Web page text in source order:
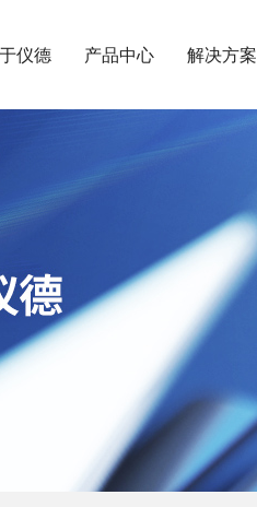
仪德 产品中心 解决方案